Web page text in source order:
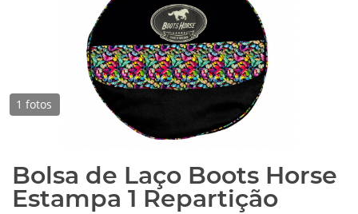
1 fotos
Bolsa de Laço Boots Horse
Estampa 1 Repartição